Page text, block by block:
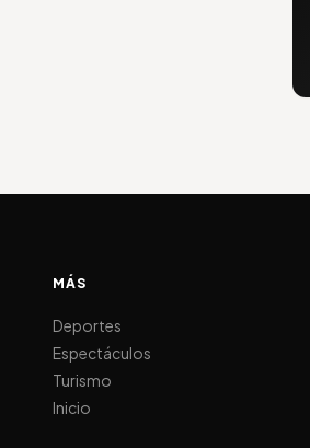
MÁS
Deportes
Espectáculos
Turismo
Inicio